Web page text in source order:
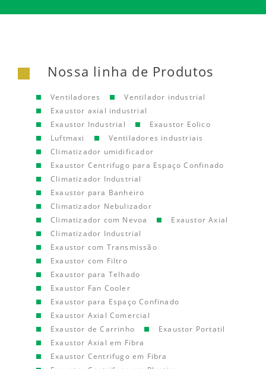
Nossa linha de Produtos
Ventiladores
Ventilador industrial
Exaustor axial industrial
Exaustor Industrial
Exaustor Eolico
Luftmaxi
Ventiladores industriais
Climatizador umidificador
Exaustor Centrifugo para Espaço Confinado
Climatizador Industrial
Exaustor para Banheiro
Climatizador Nebulizador
Climatizador com Nevoa
Exaustor Axial
Climatizador Industrial
Exaustor com Transmissão
Exaustor com Filtro
Exaustor para Telhado
Exaustor Fan Cooler
Exaustor para Espaço Confinado
Exaustor Axial Comercial
Exaustor de Carrinho
Exaustor Portatil
Exaustor Axial em Fibra
Exaustor Centrifugo em Fibra